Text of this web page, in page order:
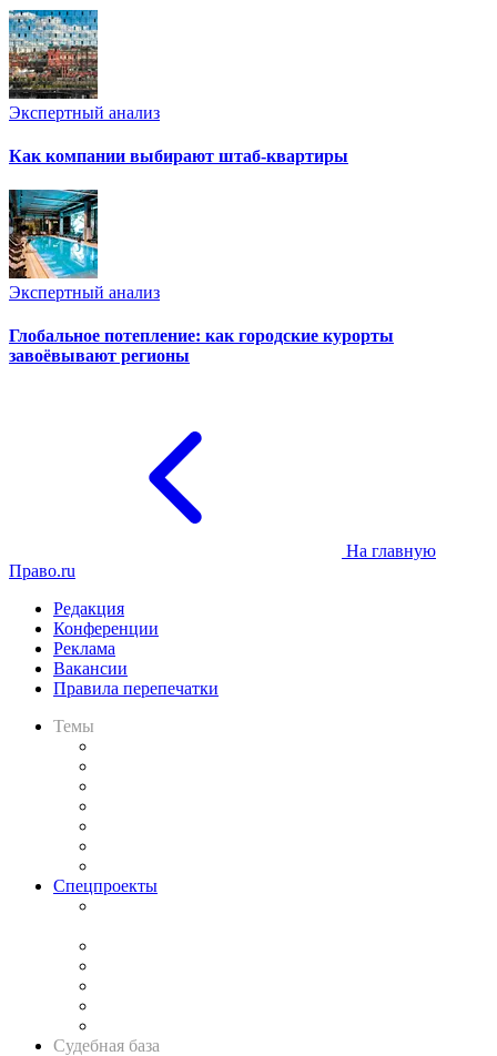
Экспертный анализ
Как компании выбирают штаб-квартиры
Экспертный анализ
Глобальное потепление: как городские курорты
завоёвывают регионы
На главную
Право.ru
Редакция
Конференции
Реклама
Вакансии
Правила перепечатки
Темы
Спецпроекты
Судебная база